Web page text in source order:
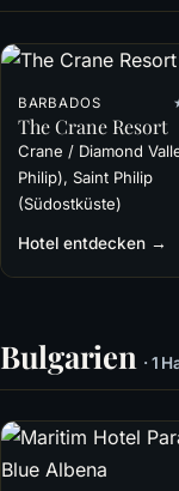
BARBADOS
The Crane Resort
Crane / Diamond
Philip), Saint Philip
(Südostküste)
Hotel entdecken →
Bulgarien · 1